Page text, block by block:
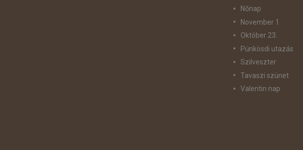
Nőnap
November 1.
Október 23.
Pünkösdi utazás
Szilveszter
Tavaszi szünet
Valentin nap